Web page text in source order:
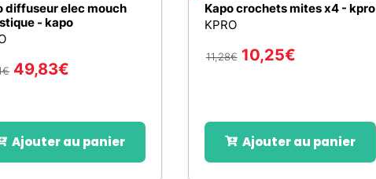
diffuseur elec mouch
- kapo
€ 49,83€
Ajouter au panier
Kapo crochets mites x4 - kpro
KPRO
11,28€ 10,25€
Ajouter au panier